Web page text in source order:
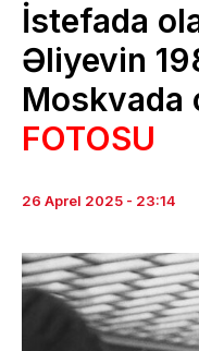
İstefada
Əliyevin
Moskvada
FOTOSU
26 Aprel 2025 - 23:14